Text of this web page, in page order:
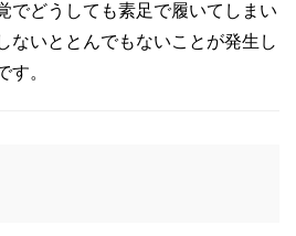
でどうしても素足で履いてしまい
ないととんでもないことが発生し
す。